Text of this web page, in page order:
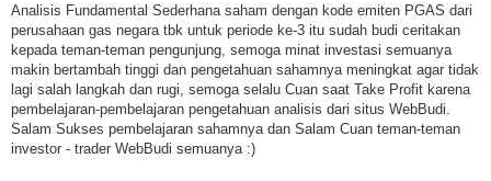
Analisis Fundamental Sederhana saham dengan kode emiten PGAS dari
perusahaan gas negara tbk untuk periode ke-3 itu sudah budi ceritakan
kepada teman-teman pengunjung, semoga minat investasi semuanya
makin bertambah tinggi dan pengetahuan sahamnya meningkat agar tidak
lagi salah langkah dan rugi, semoga selalu Cuan saat Take Profit karena
pembelajaran-pembelajaran pengetahuan analisis dari situs WebBudi.
Salam Sukses pembelajaran sahamnya dan Salam Cuan teman-teman
investor - trader WebBudi semuanya :)